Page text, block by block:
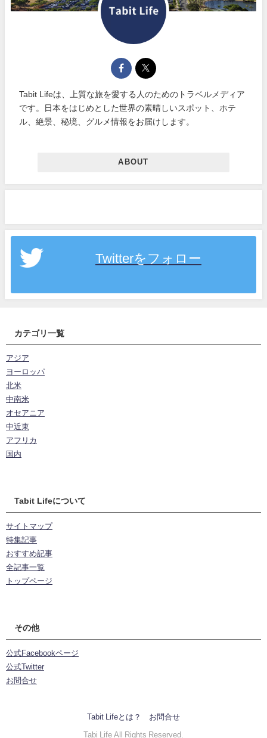
Tabit Lifeは、上質な旅を愛する人のためのトラベルメディア
です。日本をはじめとした世界の素晴しいスポット、ホテ
ル、絶景、秘境、グルメ情報をお届けします。
ABOUT
Twitterをフォロー
カテゴリ一覧
アジア
ヨーロッパ
北米
中南米
オセアニア
中近東
アフリカ
国内
Tabit Lifeについて
サイトマップ
特集記事
おすすめ記事
全記事一覧
トップページ
その他
公式Facebookページ
公式Twitter
お問合せ
Tabit Lifeとは？ お問合せ
Tabi Life All Rights Reserved.